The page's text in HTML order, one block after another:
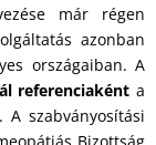
már régen
azonban
országaiban. A
referenciaként a
szabványosítási